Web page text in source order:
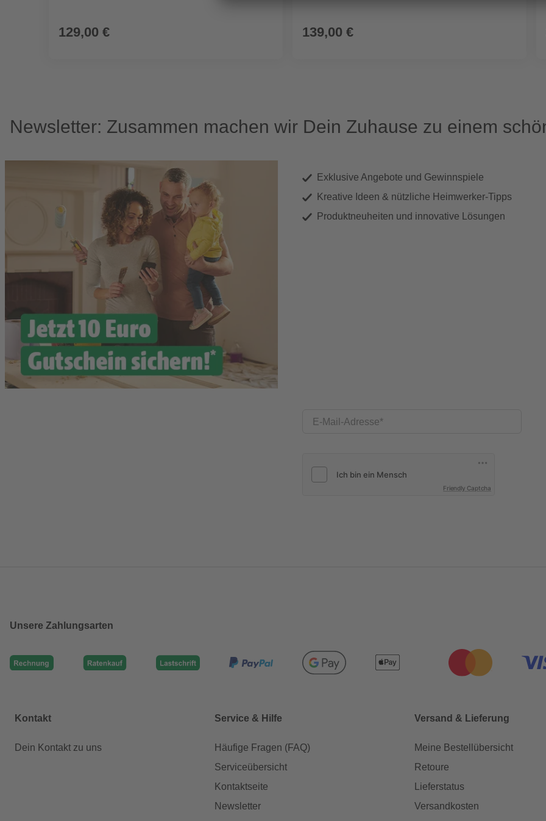
129,00 € 139,00 €
Newsletter: Zusammen machen wir Dein Zuhause zu einem
Exklusive Angebote und Gewinnspiele
Kreative Ideen & nützliche Heimwerker-Tipps
Produktneuheiten und innovative Lösungen
E-Mail-Adresse
Friendly Captcha
Unsere Zahlungsarten
Kontakt
Dein Kontakt zu uns
Service & Hilfe
Häufige Fragen (FAQ)
Serviceübersicht
Kontaktseite
Newsletter
Versand & Lieferung
Meine Bestellübersicht
Retoure
Lieferstatus
Versandkosten